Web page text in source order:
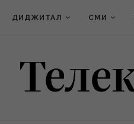
ДИДЖИТАЛ СМИ